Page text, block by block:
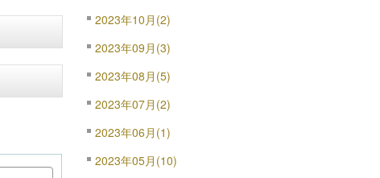
2023年10月(2)
2023年09月(3)
2023年08月(5)
2023年07月(2)
2023年06月(1)
2023年05月(10)